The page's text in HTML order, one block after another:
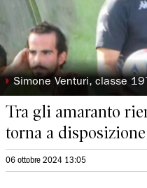
◗ Simone Venturi, classe
Tra gli amaranto
torna a
06 ottobre 2024 13:05